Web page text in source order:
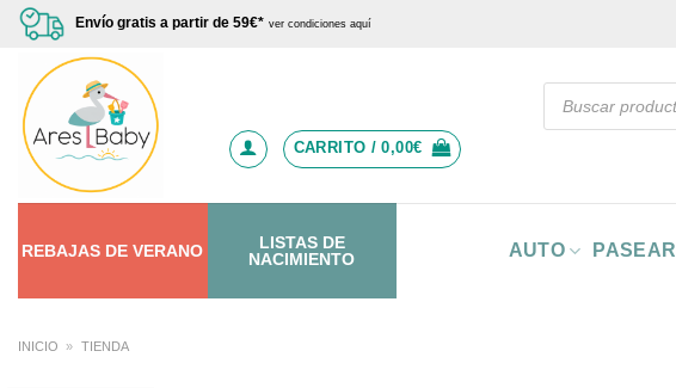
Saltar
contenido
Envío gratis a partir de 59€* ver condiciones aquí
Búsqueda
CARRITO /0,00€
REBAJAS DEVERANO
LISTAS DE
NACIMIENTO
AUTO PASEAR
INICIO » TIENDA